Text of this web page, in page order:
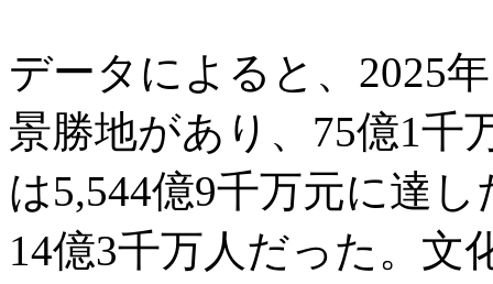
データによると、2025
景勝地があり、75億1千
は5,544億9千万元に達
14億3千万人だった。文